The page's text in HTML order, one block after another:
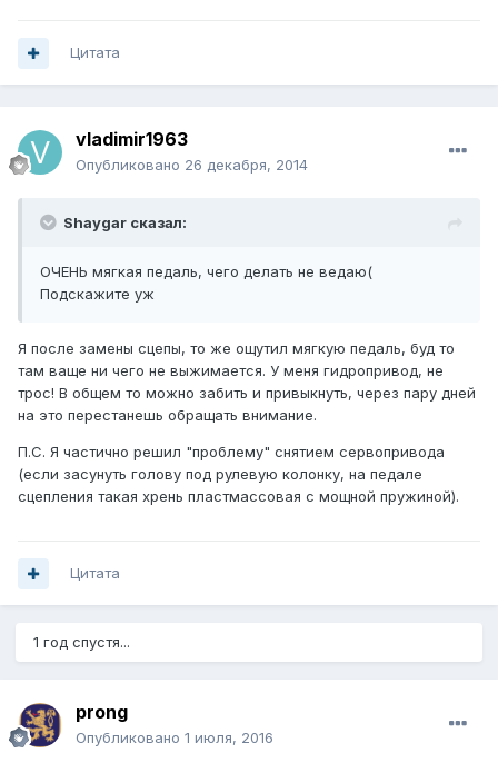
Цитата
vladimir1963
Опубликовано 26 декабря, 2014
Shaygar сказал:
ОЧЕНЬ мягкая педаль, чего делать не ведаю(
Подскажите уж
Я после замены сцепы, то же ощутил мягкую педаль, буд то
там ваще ни чего не выжимается. У меня гидропривод, не
трос! В общем то можно забить и привыкнуть, через пару дней
на это перестанешь обращать внимание.
П.С. Я частично решил "проблему" снятием сервопривода
(если засунуть голову под рулевую колонку, на педале
сцепления такая хрень пластмассовая с мощной пружиной).
Цитата
1 год спустя...
prong
Опубликовано 1 июля, 2016